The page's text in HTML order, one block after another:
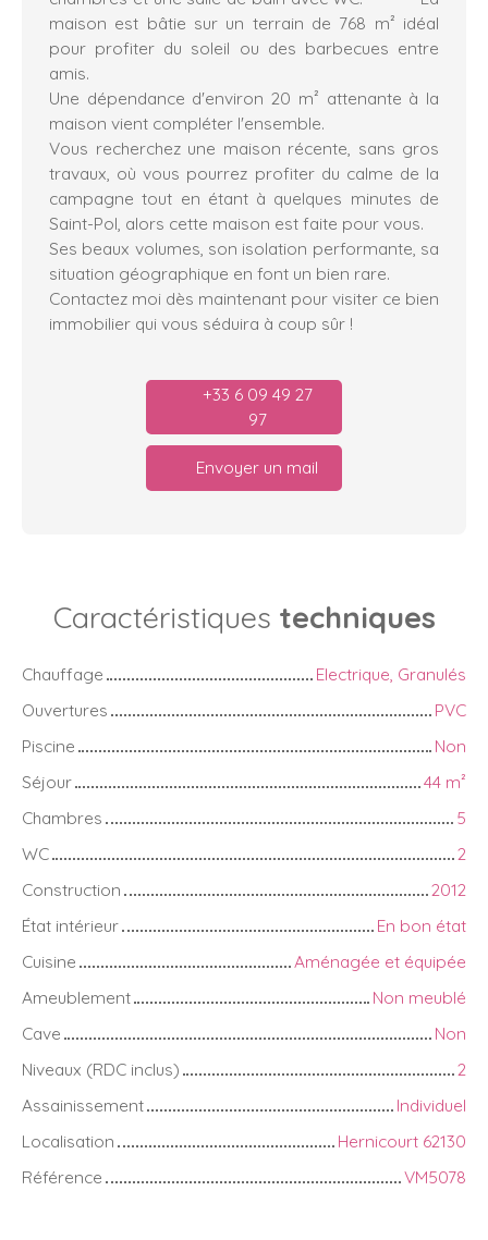
maison est bâtie sur un terrain de 768 m² idéal
pour profiter du soleil ou des barbecues entre
amis.
Une dépendance d'environ 20 m² attenante à la
maison vient compléter l'ensemble.
Vous recherchez une maison récente, sans gros
travaux, où vous pourrez profiter du calme de la
campagne tout en étant à quelques minutes de
Saint-Pol, alors cette maison est faite pour vous.
Ses beaux volumes, son isolation performante, sa
situation géographique en font un bien rare.
Contactez moi dès maintenant pour visiter ce bien
immobilier qui vous séduira à coup sûr !
+33 6 09 49 27
97
Envoyer un mail
Caractéristiques techniques
Chauffage
Electrique, Granulés
Ouvertures
PVC
Piscine
Non
Séjour
44 m²
Chambres
5
WC
2
Construction
2012
État intérieur
En bon état
Cuisine
Aménagée et équipée
Ameublement
Non meublé
Cave
Non
Niveaux (RDC inclus)
2
Assainissement
Individuel
Localisation
Hernicourt 62130
Référence
VM5078